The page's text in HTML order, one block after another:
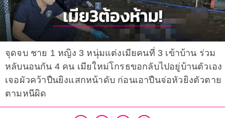
จุดจบ ชาย 1 หญิง 3 หนุ่มแต่งเมียคนที่ 3 เข้าบ้าน ร่วม
หลับนอนกัน 4 คน เมียใหม่โกรธขอกลับไปอยู่บ้านตัวเอง
เจอผัวคว้าปืนยิงแสกหน้าดับ ก่อนเอาปืนจ่อหัวยิงตัวตาย
ตามหนีผิด